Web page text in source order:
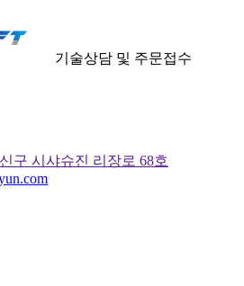
기술상담 및 주문접수
구 시샤슈진 리장로 68호